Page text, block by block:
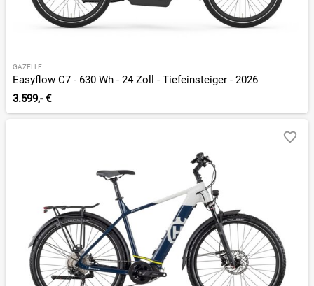
GAZELLE
Easyflow C7 - 630 Wh - 24 Zoll - Tiefeinsteiger - 2026
3.599,- €